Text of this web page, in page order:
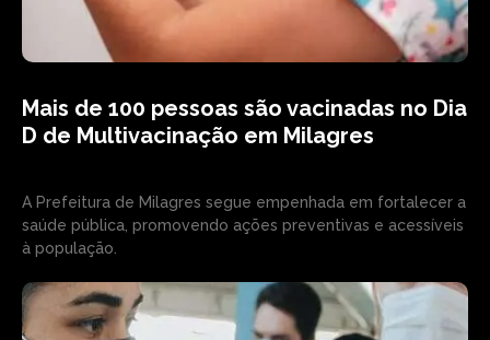
Mais de 100 pessoas são vacinadas no Dia
D de Multivacinação em Milagres
A Prefeitura de Milagres segue empenhada em fortalecer a
saúde pública, promovendo ações preventivas e acessíveis
à população.